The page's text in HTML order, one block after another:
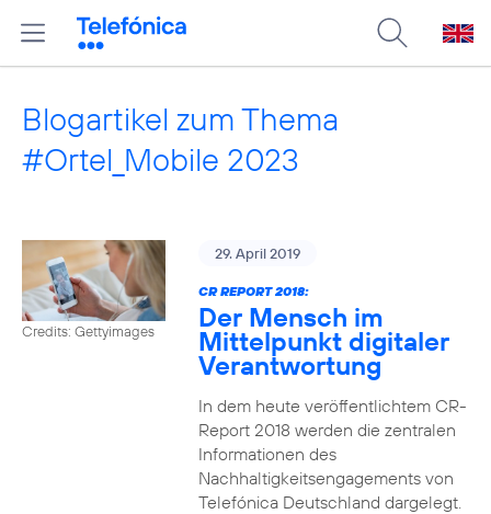
Blogartikel zum Thema
#Ortel_Mobile 2023
Credits: Gettyimages
29. April 2019
CR REPORT 2018:
Der Mensch im
Mittelpunkt digitaler
Verantwortung
In dem heute veröffentlichtem CR-
Report 2018 werden die zentralen
Informationen des
Nachhaltigkeitsengagements von
Telefónica Deutschland dargelegt.